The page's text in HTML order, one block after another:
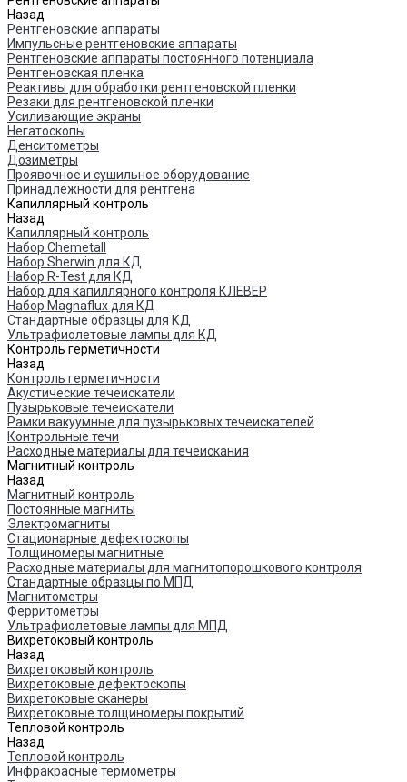
Назад
Рентгеновские аппараты
Импульсные рентгеновские аппараты
Рентгеновские аппараты постоянного потенциала
Рентгеновская пленка
Реактивы для обработки рентгеновской пленки
Резаки для рентгеновской пленки
Усиливающие экраны
Негатоскопы
Денситометры
Дозиметры
Проявочное и сушильное оборудование
Принадлежности для рентгена
Капиллярный контроль
Назад
Капиллярный контроль
Набор Chemetall
Набор Sherwin для КД
Набор R-Test для КД
Набор для капиллярного контроля КЛЕВЕР
Набор Magnaflux для КД
Стандартные образцы для КД
Ультрафиолетовые лампы для КД
Контроль герметичности
Назад
Контроль герметичности
Акустические течеискатели
Пузырьковые течеискатели
Рамки вакуумные для пузырьковых течеискателей
Контрольные течи
Расходные материалы для течеискания
Магнитный контроль
Назад
Магнитный контроль
Постоянные магниты
Электромагниты
Стационарные дефектоскопы
Толщиномеры магнитные
Расходные материалы для магнитопорошкового контроля
Стандартные образцы по МПД
Магнитометры
Ферритометры
Ультрафиолетовые лампы для МПД
Вихретоковый контроль
Назад
Вихретоковый контроль
Вихретоковые дефектоскопы
Вихретоковые сканеры
Вихретоковые толщиномеры покрытий
Тепловой контроль
Назад
Тепловой контроль
Инфракрасные термометры